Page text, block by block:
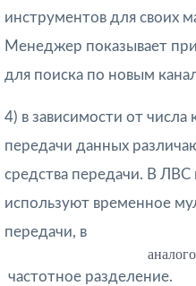
инструментов для своих
Менеджер показывает
для поиска по новым
4) в зависимости от числа
передачи данных
средства передачи. В
используют временное
передачи, в
 частотное разделение.